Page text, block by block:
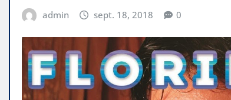
admin sept. 18, 2018 0